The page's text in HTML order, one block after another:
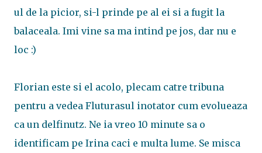
ul de la picior, si-l prinde pe al ei si a fugit la
balaceala. Imi vine sa ma intind pe jos, dar nu e
loc :)
Florian este si el acolo, plecam catre tribuna
pentru a vedea Fluturasul inotator cum evolueaza
ca un delfinutz. Ne ia vreo 10 minute sa o
identificam pe Irina caci e multa lume. Se misca